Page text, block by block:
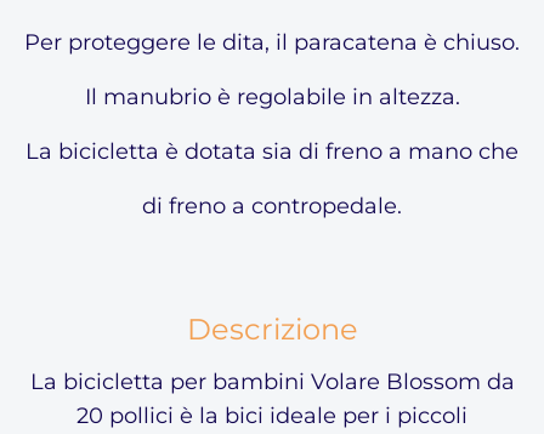
Per proteggere le dita, il paracatena è chiuso.
Il manubrio è regolabile in altezza.
La bicicletta è dotata sia di freno a mano che
di freno a contropedale.
Descrizione
La bicicletta per bambini Volare Blossom da
20 pollici è la bici ideale per i piccoli